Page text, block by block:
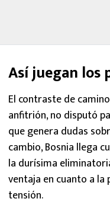
Así juegan los
El contraste de
anfitrión, no disputó
que genera dudas
cambio, Bosnia llega
la durísima
ventaja en cuanto a
tensión.